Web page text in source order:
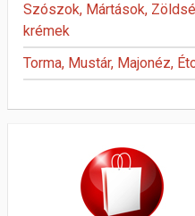
Szószok, Mártások,
krémek
Torma, Mustár, Majonéz,